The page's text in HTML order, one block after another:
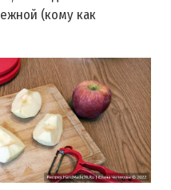
(кому как